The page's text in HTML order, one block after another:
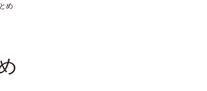
め